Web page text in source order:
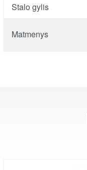
Stalo gylis
Matmenys